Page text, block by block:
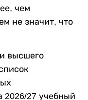
чем
не значит, что
высшего
2026/27 учебный